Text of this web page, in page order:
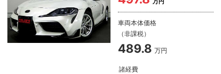
車両本体価格
（非課税）
489.8 万円
諸経費